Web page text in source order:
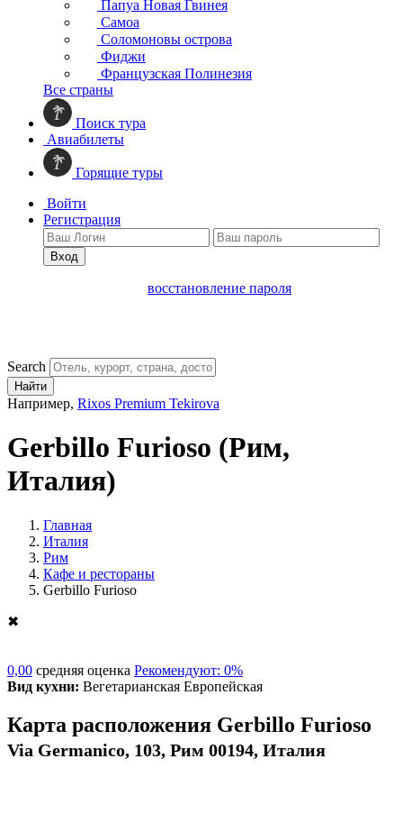
Папуа Новая Гвинея
Самоа
Соломоновы острова
Фиджи
Французская Полинезия
Все страны
Поиск тура
Авиабилеты
Горящие туры
Войти
Регистрация
Вход
восстановление пароля
Search
Найти
Например, Rixos Premium Tekirova
Gerbillo Furioso (Рим,
Италия)
Главная
Италия
Рим
Кафе и рестораны
Gerbillo Furioso
✖
0,00 средняя оценка Рекомендуют: 0%
Вид кухни: Вегетарианская Европейская
Карта расположения Gerbillo Furioso
Via Germanico, 103, Рим 00194, Италия